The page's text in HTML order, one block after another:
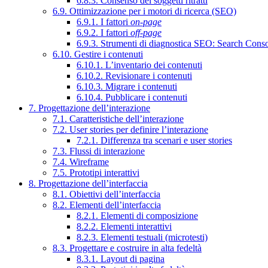
6.9. Ottimizzazione per i motori di ricerca (SEO)
6.9.1. I fattori on-page
6.9.2. I fattori off-page
6.9.3. Strumenti di diagnostica SEO: Search
6.10. Gestire i contenuti
6.10.1. L’inventario dei contenuti
6.10.2. Revisionare i contenuti
6.10.3. Migrare i contenuti
6.10.4. Pubblicare i contenuti
7. Progettazione dell’interazione
7.1. Caratteristiche dell’interazione
7.2. User stories per definire l’interazione
7.2.1. Differenza tra scenari e user stories
7.3. Flussi di interazione
7.4. Wireframe
7.5. Prototipi interattivi
8. Progettazione dell’interfaccia
8.1. Obiettivi dell’interfaccia
8.2. Elementi dell’interfaccia
8.2.1. Elementi di composizione
8.2.2. Elementi interattivi
8.2.3. Elementi testuali (microtesti)
8.3. Progettare e costruire in alta fedeltà
8.3.1. Layout di pagina